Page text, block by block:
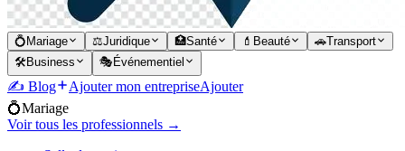
💍 Mariage ⚖️Juridique 🏥Santé 💄 Beauté 🚗Transport
🛠️Business 🎭 Événementiel
✍️ Blog Ajouter mon entrepriseAjouter
💍Mariage
Voir tous les professionnels →